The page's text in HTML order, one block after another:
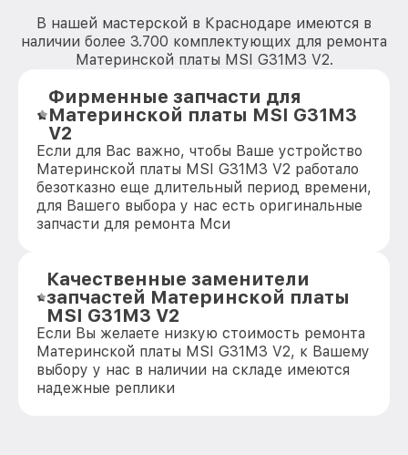
В нашей мастерской в Краснодаре имеются в
наличии более 3.700 комплектующих для ремонта
Материнской платы MSI G31M3 V2.
Фирменные запчасти для
Материнской платы MSI G31M3
V2
Если для Вас важно, чтобы Ваше устройство
Материнской платы MSI G31M3 V2 работало
безотказно еще длительный период времени,
для Вашего выбора у нас есть оригинальные
запчасти для ремонта Мси
Качественные заменители
запчастей Материнской платы
MSI G31M3 V2
Если Вы желаете низкую стоимость ремонта
Материнской платы MSI G31M3 V2, к Вашему
выбору у нас в наличии на складе имеются
надежные реплики